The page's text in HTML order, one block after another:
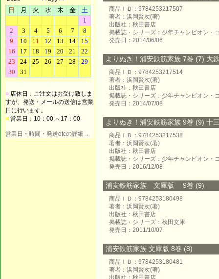
■ 店休日：ご注文はお受け致しま
すが、発送・メールの送信は営業
日に行います。
■ 営業日：10：00.～17：00
営業日・時間・発送etcの詳細→
商品ＩＤ：9784253217507
著者：浜岡賢次(著)
出版社：秋田書店
掲載誌・シリーズ：少年チャンピオン・
発売日：2014/06/06
よりぬき！浦安鉄筋家族 7巻 (7) 大
商品ＩＤ：9784253217514
著者：浜岡賢次(著)
出版社：秋田書店
掲載誌・シリーズ：少年チャンピオン・
発売日：2014/07/08
よりぬき！浦安鉄筋家族 9巻 (9) 十
商品ＩＤ：9784253217538
著者：浜岡賢次(著)
出版社：秋田書店
掲載誌・シリーズ：少年チャンピオン・
発売日：2016/12/08
浦安鉄筋家族 文庫版 9巻 (9)
商品ＩＤ：9784253180498
著者：浜岡賢次(著)
出版社：秋田書店
掲載誌・シリーズ：秋田文庫
発売日：2011/10/07
浦安鉄筋家族 文庫版 8巻 (8)
商品ＩＤ：9784253180481
著者：浜岡賢次(著)
出版社：秋田書店